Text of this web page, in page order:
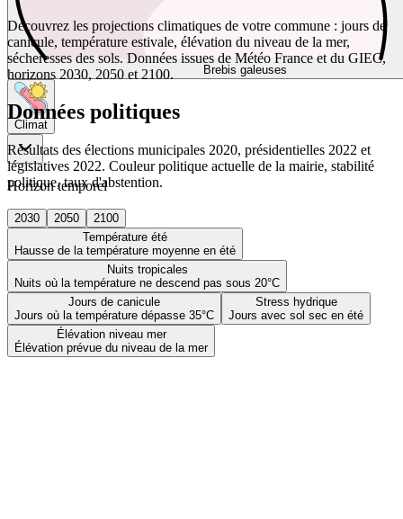
Brebis galeuses
Climat
Horizon temporel
2030 2050
2100
Température été
Hausse de la température moyenne en été
Nuits tropicales
Nuits où la température ne descend pas sous 20°C
Jours de canicule
Jours où la température dépasse 35°C
Stress hydrique
Jours avec sol sec en été
Élévation niveau mer
Élévation prévue du niveau de la mer
Découvrez les projections climatiques de votre commune : jours de
canicule, température estivale, élévation du niveau de la mer,
sécheresses des sols. Données issues de Météo France et du GIEC,
horizons 2030, 2050 et 2100.
Données politiques
Résultats des élections municipales 2020, présidentielles 2022 et
législatives 2022. Couleur politique actuelle de la mairie, stabilité
politique, taux d'abstention.